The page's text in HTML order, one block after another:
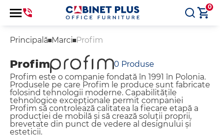
0
Principală Marci Profim
Profim 0 Produse
Profim este o companie fondată în 1991 în Polonia.
Produsele pe care Profim le produce sunt fabricate
folosind tehnologii moderne. Capabilitățile
tehnologice excepționale permit companiei
Profim să controlează calitatea la fiecare etapă a
producției de mobilă și să crează soluții proprii,
brevetate din punct de vedere al designului și
esteticii.